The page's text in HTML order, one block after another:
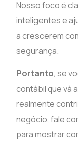
Nosso foco é
inteligentes e
a crescerem
segurança.
Portanto, se
contábil que vá
realmente
negócio, fale
para mostrar